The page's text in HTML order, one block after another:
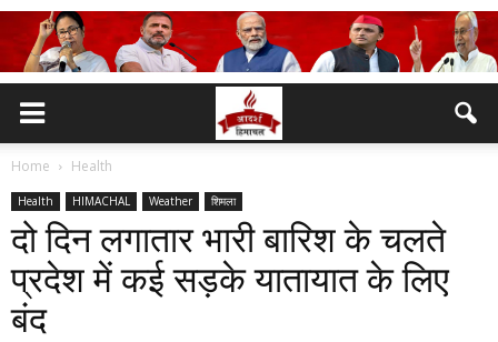
Home Health
Health HIMACHAL Weather शिमला
दो दिन लगातार भारी बारिश के चलते
प्रदेश में कई सड़के यातायात के लिए
बंद